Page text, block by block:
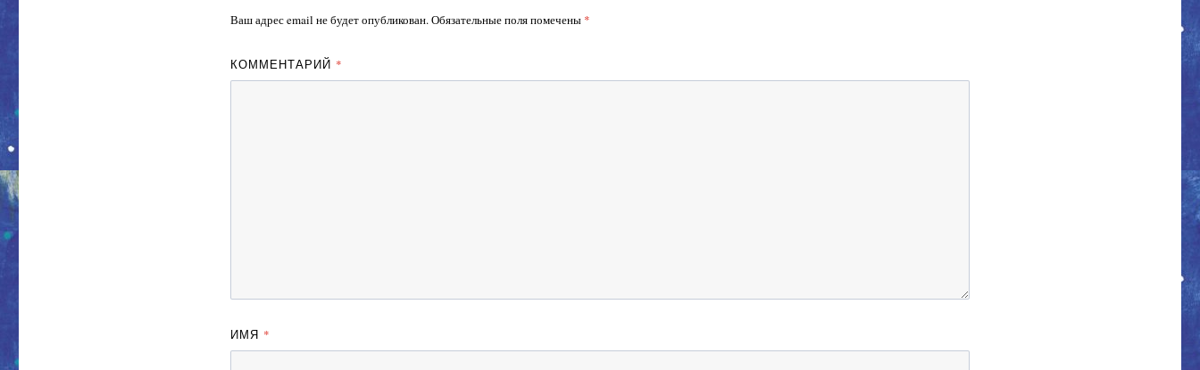
Ваш адрес email не будет опубликован.Обязательные поля помечены *
КОММЕНТАРИЙ *
ИМЯ *